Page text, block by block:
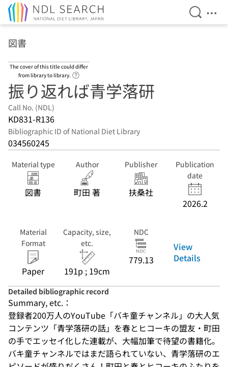
Open
図書
The cover of this title could differ
from library to library.
振り返れば青学落研
Call No. (NDL)
KD831-R136
Bibliographic ID of National Diet Library
034560245
Material type
図書
Author
町田 著
Publisher
扶桑社
Publication
date
2026.2
Material
Format
Paper
Capacity, size,
etc.
191p ; 19cm
NDC
779.13
View
Details
Detailed bibliographic record
Summary, etc.：
登録者200万人のYouTube「バキ童チャンネル」の大人気
コンテンツ「青学落研の話」を春とヒコーキの盟友・町田
の手でエッセイ化した連載が、大幅加筆で待望の書籍化。
バキ童チャンネルではまだ語られていない、青学落研のエ